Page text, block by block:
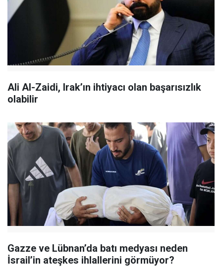
Ali Al-Zaidi, Irak’ın ihtiyacı olan başarısızlık
olabilir
Gazze ve Lübnan’da batı medyası neden
İsrail’in ateşkes ihlallerini görmüyor?